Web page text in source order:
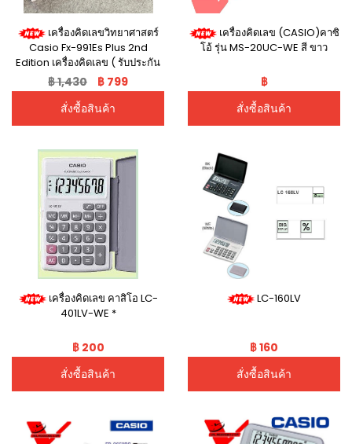
เครื่องคิดเลขวิทยาศาสตร์
Casio Fx-991Es Plus 2nd
Edition เครื่องคิดเลข ( รับประกัน
cmg ศูนย์เซ็ลทรัล 2 ปี)
฿ 1,430
฿ 799
สั่งซื้อสินค้า
เครื่องคิดเลข (CASIO)คาซิ
โอ้ รุ่น MS-20UC-WE สี ขาว
฿
สั่งซื้อสินค้า
เครื่องคิดเลข คาสิโอ LC-
401LV-WE *
฿ 200
สั่งซื้อสินค้า
LC-160LV
฿ 160
สั่งซื้อสินค้า